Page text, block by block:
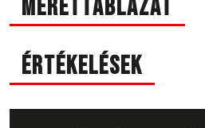
Mérettáblázat
Értékelések